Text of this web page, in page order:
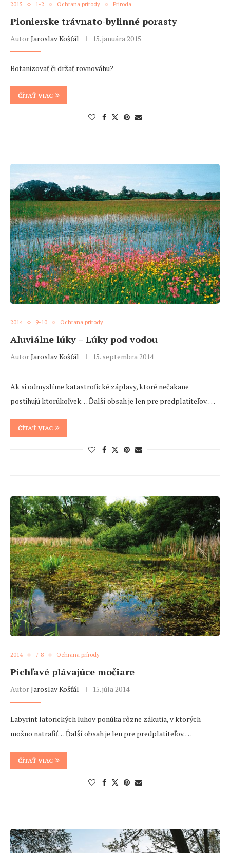
2015 1-2 Ochrana prírody Príroda
Pionierske trávnato-bylinné porasty
AutorJaroslav Košťál 15. januára 2015
Botanizovať či držať rovnováhu?
ČÍTAŤ VIAC
2014 9-10 Ochrana prírody
Aluviálne lúky – Lúky pod vodou
AutorJaroslav Košťál 15. septembra 2014
Ak si odmyslíme katastrofické záplavy, ktoré nečakane
postihujú ktorúkoľvek… Ďalší obsah je len pre predplatiteľov. …
ČÍTAŤ VIAC
2014 7-8 Ochrana prírody
Pichľavé plávajúce močiare
AutorJaroslav Košťál 15. júla 2014
Labyrint latorických luhov ponúka rôzne zákutia, v ktorých
možno natrafiť… Ďalší obsah je len pre predplatiteľov. …
ČÍTAŤ VIAC